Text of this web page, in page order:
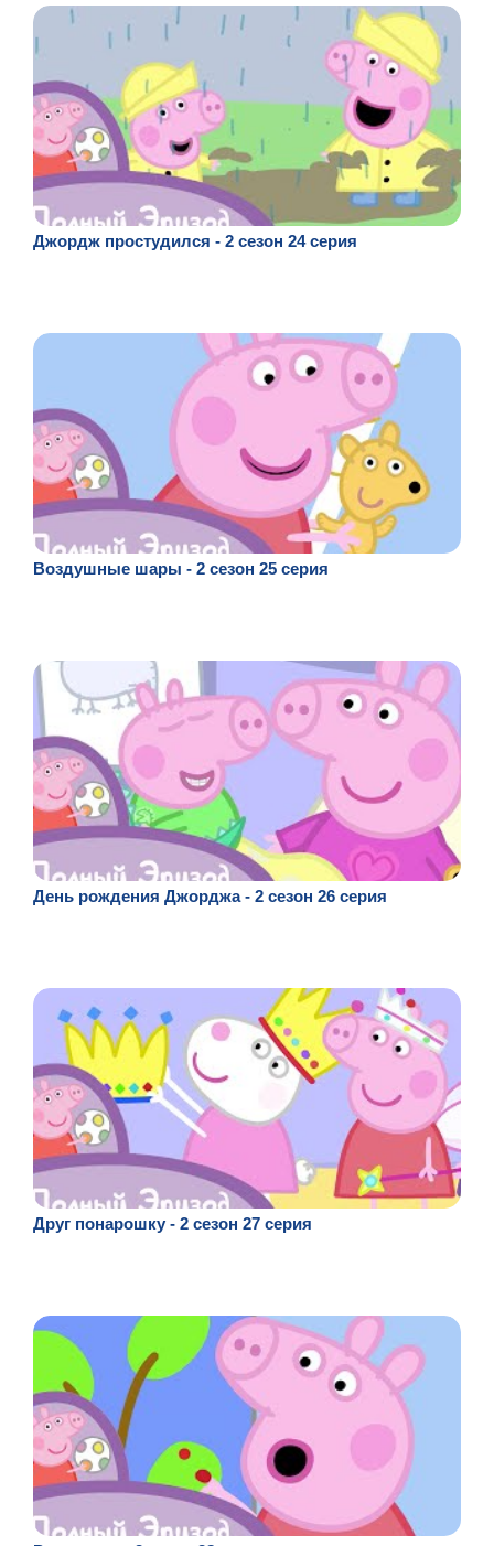
Джордж простудился - 2 сезон 24 серия
Воздушные шары - 2 сезон 25 серия
День рождения Джорджа - 2 сезон 26 серия
Друг понарошку - 2 сезон 27 серия